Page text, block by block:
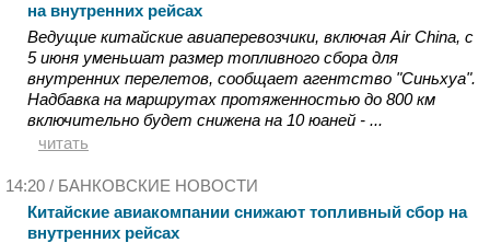
на внутренних рейсах
Ведущие китайские авиаперевозчики, включая Air China, с
5 июня уменьшат размер топливного сбора для
внутренних перелетов, сообщает агентство "Синьхуа".
Надбавка на маршрутах протяженностью до 800 км
включительно будет снижена на 10 юаней - ...
читать
14:20 / БАНКОВСКИЕ НОВОСТИ
Китайские авиакомпании снижают топливный сбор на
внутренних рейсах